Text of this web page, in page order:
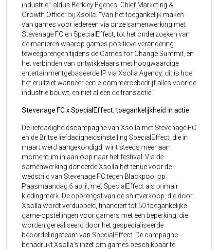
industrie,” aldus Berkley Egenes, Chief Marketing &
Growth Officer bij Xsolla. “Van het toegankelijk maken
van games voor iedereen via onze samenwerking met
Stevenage FC en SpecialEffect, tot het onderzoeken van
de manieren waarop games positieve verandering
teweegbrengen tijdens de Games for Change Summit, en
het verbinden van ontwikkelaars met hoogwaardige
entertainmentgebaseerde IP via Xsolla Agency: dit is hoe
het eruitziet wanneer een e-commercebedrijf alles voor de
industrie bouwt, en niet alleen de transactie.”
Stevenage FC x SpecialEffect: toegankelijkheid in actie
De liefdadigheidscampagne van Xsolla met Stevenage FC
en de Britse liefdadigheidsinstelling SpecialEffect, die in
maart werd aangekondigd, wint steeds meer aan
momentum in aanloop naar het festival. Via de
samenwerking doneerde Xsolla het tenue voor de
wedstrijd van Stevenage FC tegen Blackpool op
Paasmaandag 6 april, met SpecialEffect als primair
kledingmerk. De opbrengst van de shirtverkoop, die door
Xsolla wordt verdubbeld, financiert tot 50 toegankelijke
game-opstellingen voor gamers met een beperking, die
worden gerealiseerd door het gespecialiseerde
beoordelingsteam van SpecialEffect. De campagne
benadrukt Xsolla’s inzet om games beschikbaar te